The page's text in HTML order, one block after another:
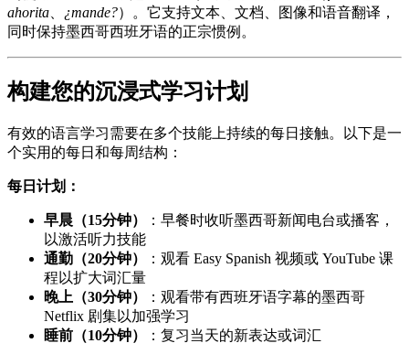
ahorita
¿mande?）。它支持文本、文档、图像和语音翻译，
同时保持墨西哥西班牙语的正宗惯例。
构建您的沉浸式学习计划
有效的语言学习需要在多个技能上持续的每日接触。以下是一
个实用的每日和每周结构：
每日计划：
早晨（15分钟）
：早餐时收听墨西哥新闻电台或播客，
以激活听力技能
通勤（20分钟）
：观看 Easy Spanish 视频或 YouTube 课
程以扩大词汇量
晚上（30分钟）
：观看带有西班牙语字幕的墨西哥
Netflix 剧集以加强学习
睡前（10分钟）
：复习当天的新表达或词汇